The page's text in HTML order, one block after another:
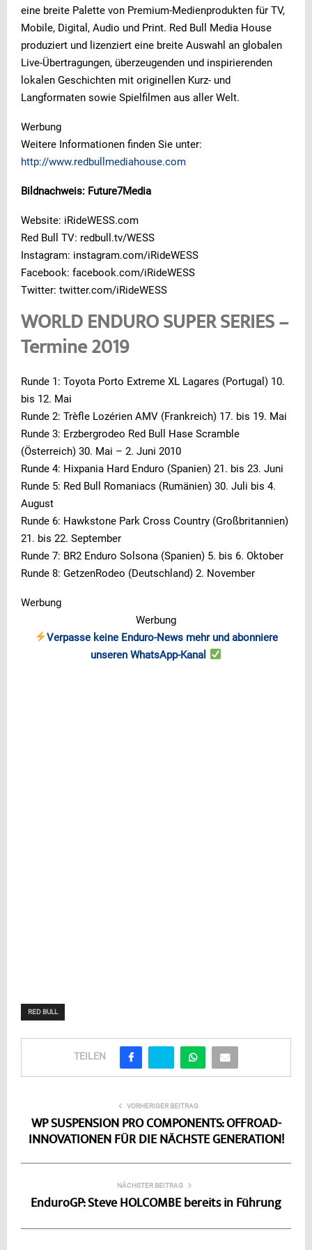
eine breite Palette von Premium-Medienprodukten für TV,
Mobile, Digital, Audio und Print. Red Bull Media House
produziert und lizenziert eine breite Auswahl an globalen
Live-Übertragungen, überzeugenden und inspirierenden
lokalen Geschichten mit originellen Kurz- und
Langformaten sowie Spielfilmen aus aller Welt.
Werbung
Weitere Informationen finden Sie unter:
http://www.redbullmediahouse.com
Bildnachweis: Future7Media
Website: iRideWESS.com
Red Bull TV: redbull.tv/WESS
Instagram: instagram.com/iRideWESS
Facebook: facebook.com/iRideWESS
Twitter: twitter.com/iRideWESS
WORLD ENDURO SUPER SERIES –
Termine 2019
Runde 1: Toyota Porto Extreme XL Lagares (Portugal) 10.
bis 12. Mai
Runde 2: Trèfle Lozérien AMV (Frankreich) 17. bis 19. Mai
Runde 3: Erzbergrodeo Red Bull Hase Scramble
(Österreich) 30. Mai – 2. Juni 2010
Runde 4: Hixpania Hard Enduro (Spanien) 21. bis 23. Juni
Runde 5: Red Bull Romaniacs (Rumänien) 30. Juli bis 4.
August
Runde 6: Hawkstone Park Cross Country (Großbritannien)
21. bis 22. September
Runde 7: BR2 Enduro Solsona (Spanien) 5. bis 6. Oktober
Runde 8: GetzenRodeo (Deutschland) 2. November
Werbung
Werbung
Verpasse keine Enduro-News mehr und abonniere
unseren WhatsApp-Kanal
RED BULL
TEILEN
VORHERIGER BEITRAG
WP SUSPENSION PRO COMPONENTS: OFFROAD-
INNOVATIONEN FÜR DIE NÄCHSTE GENERATION!
NÄCHSTER BEITRAG
EnduroGP: Steve HOLCOMBE bereits in Führung